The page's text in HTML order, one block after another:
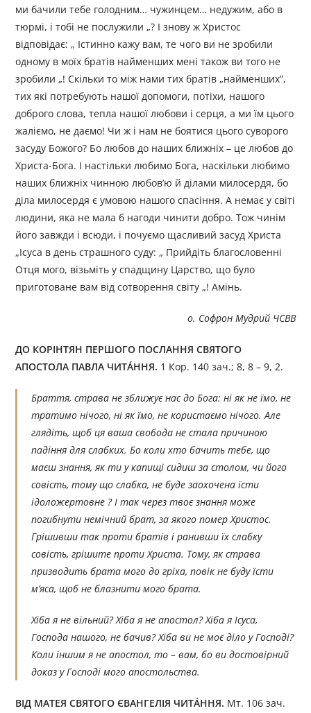
ми бачили тебе голодним… чужинцем… недужим, або в
тюрмі, і тобі не послужили „? І знову ж Христос
відповідає: „ Істинно кажу вам, те чого ви не зробили
одному в моїх братів найменших мені також ви того не
зробили „! Скільки то між нами тих братів „найменших”,
тих які потребують нашої допомоги, потіхи, нашого
доброго слова, тепла нашої любови і серця, а ми їм цього
жаліємо, не даємо! Чи ж і нам не боятися цього суворого
засуду Божого? Бо любов до наших ближніх – це любов до
Христа-Бога. І настільки любимо Бога, наскільки любимо
наших ближніх чинною любов’ю й ділами милосердя, бо
діла милосердя є умовою нашого спасіння. А немає у світі
людини, яка не мала б нагоди чинити добро. Тож чинім
його завжди і всюди, і почуємо щасливий засуд Христа
„Ісуса в день страшного суду: „ Прийдіть благословенні
Отця мого, візьміть у спадщину Царство, що було
приготоване вам від сотворення світу „! Амінь.
о. Софрон Мудрий ЧСВВ
ДО КОРІНТЯН ПЕРШОГО ПОСЛАННЯ СВЯТОГО
АПОСТОЛА ПАВЛА ЧИТÁННЯ. 1 Кор. 140 зач.; 8, 8 – 9, 2.
Браття, страва не зближує нас до Бога: ні як не їмо, не
тратимо нічого, ні як їмо, не користаємо нічого. Але
глядіть, щоб ця ваша свобода не стала причиною
падіння для слабких. Бо коли хто бачить тебе, що
маєш знання, як ти у капищі сидиш за столом, чи його
совість, тому що слабка, не буде заохочена їсти
ідоложертовне ? І так через твоє знання може
погибнути немічний брат, за якого помер Христос.
Грішивши так проти братів і ранивши їх слабку
совість, грішите проти Христа. Тому, як страва
призводить брата мого до гріха, повік не буду їсти
м’яса, щоб не блазнити мого брата.
Хіба я не вільний? Хіба я не апостол? Хіба я Ісуса,
Господа нашого, не бачив? Хіба ви не моє діло у Господі?
Коли іншим я не апостол, то – вам, бо ви достовірний
доказ у Господі мого апостольства.
ВІД МАТЕЯ СВЯТОГО ЄВАНГЕЛІЯ ЧИТÁННЯ. Мт. 106 зач.